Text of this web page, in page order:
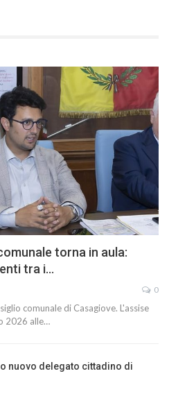
torna in aula:
tra i…
0
comunale di Casagiove. L'assise
2026 alle…
nuovo delegato cittadino di